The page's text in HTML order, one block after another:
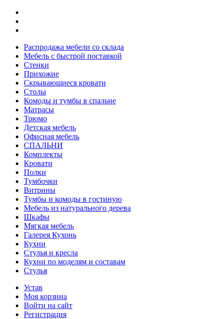
Распродажа мебели со склада
Мебель с быстрой поставкой
Стенки
Прихожие
Скрывающиеся кровати
Столы
Комоды и тумбы в спальне
Матрасы
Трюмо
Детская мебель
Офисная мебель
СПАЛЬНИ
Комплекты
Кровати
Полки
Тумбочки
Витрины
Тумбы и комоды в гостиную
Мебель из натурального дерева
Шкафы
Мягкая мебель
Галерея Кухонь
Кухни
Стулья и кресла
Кухни по моделям и составам
Стулья
Устав
Моя корзина
Войти на сайт
Регистрация